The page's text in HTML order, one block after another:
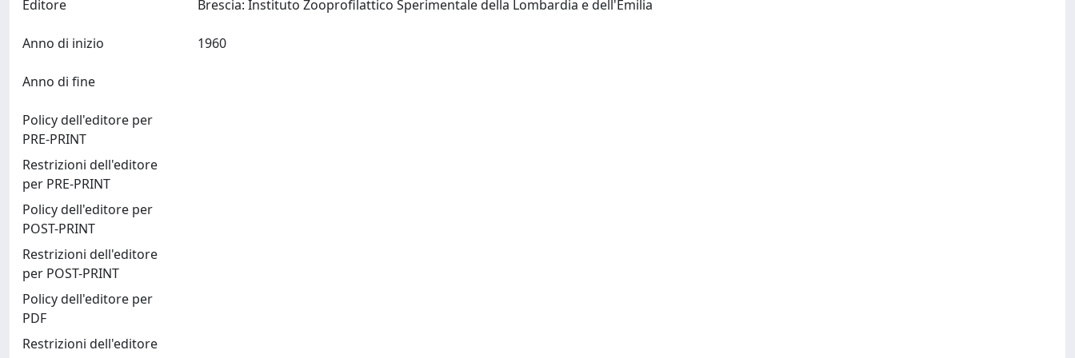
Editore
Anno di inizio
Anno di fine
Policy dell'editore per
PRE-PRINT
Restrizioni dell'editore
per PRE-PRINT
Policy dell'editore per
POST-PRINT
Restrizioni dell'editore
per POST-PRINT
Policy dell'editore per
PDF
Restrizioni dell'editore